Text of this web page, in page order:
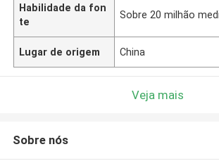
Habilidade da fon
te
Sobre 20 milhão
Lugar de origem China
Veja mais
Sobre nós